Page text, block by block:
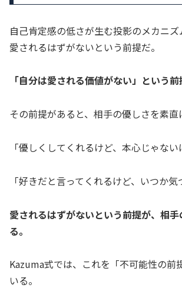
自己肯定感の低さが生む投影のメカニズ
愛されるはずがないという前提だ。
「自分は愛される価値がない」という前
その前提があると、相手の優しさを素直
「優しくしてくれるけど、本心じゃない
「好きだと言ってくれるけど、いつか気
愛されるはずがないという前提が、相
る。
Kazuma式では、これを「不可能性の前
いる。